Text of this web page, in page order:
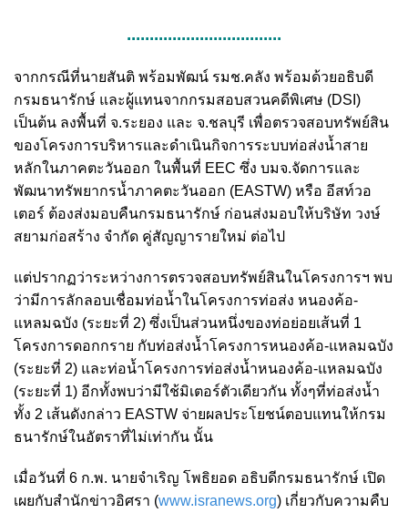
..................................
จากกรณีที่นายสันติ พร้อมพัฒน์ รมช.คลัง พร้อมด้วยอธิบดี
กรมธนารักษ์ และผู้แทนจากกรมสอบสวนคดีพิเศษ (DSI)
เป็นต้น ลงพื้นที่ จ.ระยอง และ จ.ชลบุรี เพื่อตรวจสอบทรัพย์สิน
ของโครงการบริหารและดำเนินกิจการระบบท่อส่งน้ำสาย
หลักในภาคตะวันออก ในพื้นที่ EEC ซึ่ง บมจ.จัดการและ
พัฒนาทรัพยากรน้ำภาคตะวันออก (EASTW) หรือ อีสท์วอ
เตอร์ ต้องส่งมอบคืนกรมธนารักษ์ ก่อนส่งมอบให้บริษัท วงษ์
สยามก่อสร้าง จํากัด คู่สัญญารายใหม่ ต่อไป
แต่ปรากฏว่าระหว่างการตรวจสอบทรัพย์สินในโครงการฯ พบ
ว่ามีการลักลอบเชื่อมท่อน้ำในโครงการท่อส่ง หนองค้อ-
แหลมฉบัง (ระยะที่ 2) ซึ่งเป็นส่วนหนึ่งของท่อย่อยเส้นที่ 1
โครงการดอกกราย กับท่อส่งน้ำโครงการหนองค้อ-แหลมฉบัง
(ระยะที่ 2) และท่อน้ำโครงการท่อส่งน้ำหนองค้อ-แหลมฉบัง
(ระยะที่ 1) อีกทั้งพบว่ามีใช้มิเตอร์ตัวเดียวกัน ทั้งๆที่ท่อส่งน้ำ
ทั้ง 2 เส้นดังกล่าว EASTW จ่ายผลประโยชน์ตอบแทนให้กรม
ธนารักษ์ในอัตราที่ไม่เท่ากัน นั้น
เมื่อวันที่ 6 ก.พ. นายจำเริญ โพธิยอด อธิบดีกรมธนารักษ์ เปิด
เผยกับสำนักข่าวอิศรา (www.isranews.org) เกี่ยวกับความคืบ